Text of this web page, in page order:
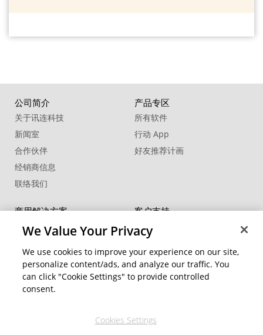
公司简介
关于讯连科技
新闻室
合作伙伴
经销商信息
联络我们
产品专区
所有软件
行动 App
好友推荐计画
商用解决方案
FaceMe SDK
客户支持
支持中心
软件更新
教学中心
社交网络资源
We Value Your Privacy
We use cookies to improve your experience on our site,
personalize content/ads, and analyze our traffic. You
can click "Cookie Settings" to provide controlled
consent.
Cookies Settings